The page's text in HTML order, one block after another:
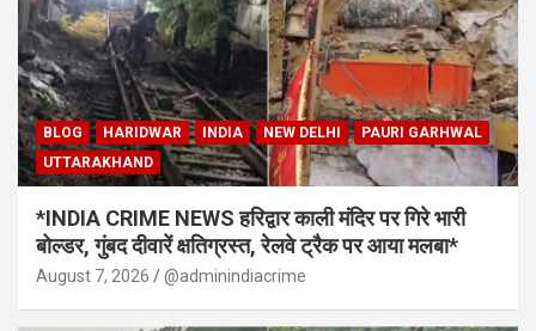
BLOG HARIDWAR INDIA NEW DELHI
PAURI GARHWAL
UTTARAKHAND
*INDIA CRIME NEWS हरिद्वार काली मंदिर पर गिरे भारी
बोल्डर, गुंबद दीवारें क्षतिग्रस्त, रेलवे ट्रैक पर आया मलबा*
August 7, 2026 @adminindiacrime